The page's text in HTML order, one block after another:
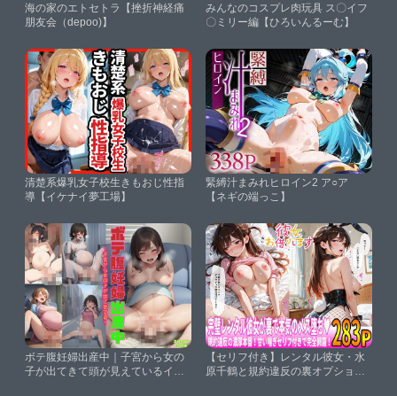
海の家のエトセトラ【挫折神経痛
朋友会（depoo)】
みんなのコスプレ肉玩具 ス〇イフ
〇ミリー編【ひろいんるーむ】
清楚系爆乳女子校生きもおじ性指
導【イケナイ夢工場】
緊縛汁まみれヒロイン2 ア○ア
【ネギの端っこ】
ボテ腹妊婦出産中｜子宮から女の
子が出てきて頭が見えているイラ
【セリフ付き】レンタル彼女・水
原千鶴と規約違反の裏オプショ